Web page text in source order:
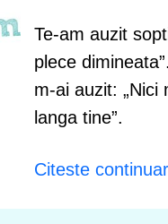
Te-am auzit
plece
m-ai auzit:
langa tine”.
Citeste